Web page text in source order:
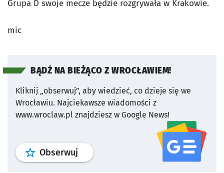
Grupa D swoje mecze będzie rozgrywała w Krakowie.
mic
BĄDŹ NA BIEŻĄCO Z WROCŁAWIEM!
Kliknij „obserwuj”, aby wiedzieć, co dzieje się we
Wrocławiu. Najciekawsze wiadomości z
www.wroclaw.pl znajdziesz w Google News!
Obserwuj profil serwisu